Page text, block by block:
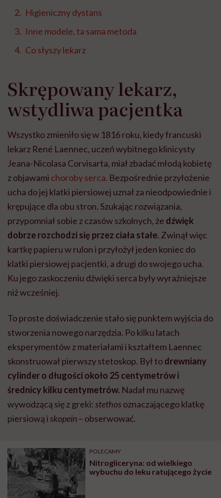
Higieniczny dystans
Inne modele, ta sama metoda
Co słyszy lekarz
Skrępowany lekarz,
wstydliwa pacjentka
Wszystko zmieniło się w 1816 roku, kiedy francuski
lekarz René Laennec, uczeń wybitnego klinicysty
Jeana-Nicolasa Corvisarta, miał zbadać młodą kobietę
z objawami choroby serca. Bezpośrednie przyłożenie
ucha do jej klatki piersiowej uznał za nieodpowiednie i
krępujące dla obu stron. Szukając rozwiązania,
przypomniał sobie z czasów szkolnych, że dźwięk
dobrze rozchodzi się przez ciała stałe. Zwinął więc
kartkę papieru w rulon i przyłożył jeden koniec do
klatki piersiowej pacjentki, a drugi do swojego ucha.
Ku jego zaskoczeniu dźwięki serca były wyraźniejsze
niż wcześniej.
To proste doświadczenie stało się punktem wyjścia do
stworzenia nowego narzędzia. Po kilku latach
eksperymentów z materiałami i kształtem Laennec
skonstruował pierwszy stetoskop. Był todrewniany
cylinder o długości około 25 centymetrów i
średnicy kilku centymetrów. Nadał mu nazwę
wywodzącą się z greki: stethosoznaczającego klatkę
piersiową iskopein– obserwować.
POLECAMY
Nitrogliceryna: od wielkiego
wybuchu do leku ratującego życie